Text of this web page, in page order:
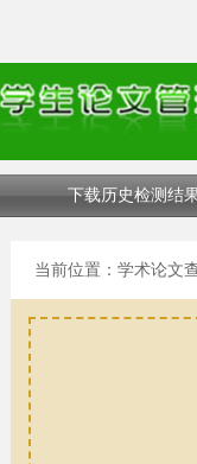
下载历史检测结
当前位置： 学术论文